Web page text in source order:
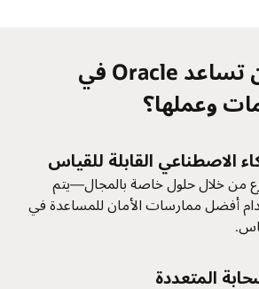
كيف يمكن أن تساعد Oracle في
وعملها؟
الاصطناعي القابلة للقياس
من خلال حلول خاصة بالمجال—يتم
أفضل ممارسات الأمان للمساعدة في
المتعددة